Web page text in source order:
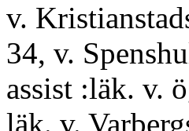
v.
34, v.
assist :läk. v.
läk. v.